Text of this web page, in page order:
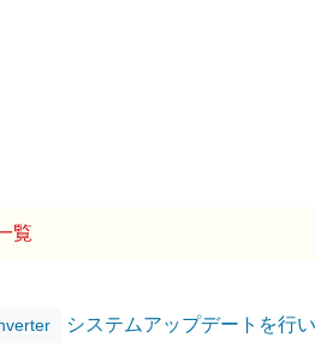
覧
システムアップデートを行い